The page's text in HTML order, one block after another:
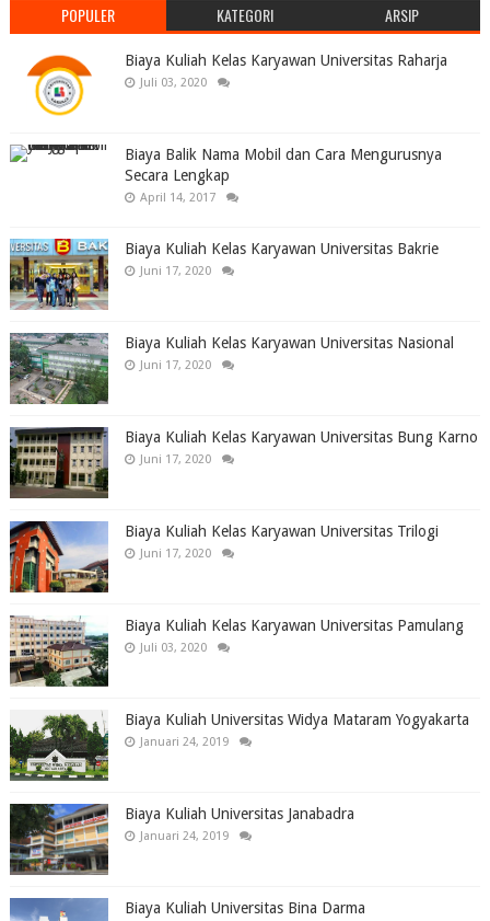
POPULER KATEGORI ARSIP
Biaya Kuliah Kelas Karyawan Universitas Raharja
Juli 03, 2020
Biaya Balik Nama Mobil dan Cara Mengurusnya
Secara Lengkap
April 14, 2017
Biaya Kuliah Kelas Karyawan Universitas Bakrie
Juni 17, 2020
Biaya Kuliah Kelas Karyawan Universitas Nasional
Juni 17, 2020
Biaya Kuliah Kelas Karyawan Universitas Bung Karno
Juni 17, 2020
Biaya Kuliah Kelas Karyawan Universitas Trilogi
Juni 17, 2020
Biaya Kuliah Kelas Karyawan Universitas Pamulang
Juli 03, 2020
Biaya Kuliah Universitas Widya Mataram Yogyakarta
Januari 24, 2019
Biaya Kuliah Universitas Janabadra
Januari 24, 2019
Biaya Kuliah Universitas Bina Darma